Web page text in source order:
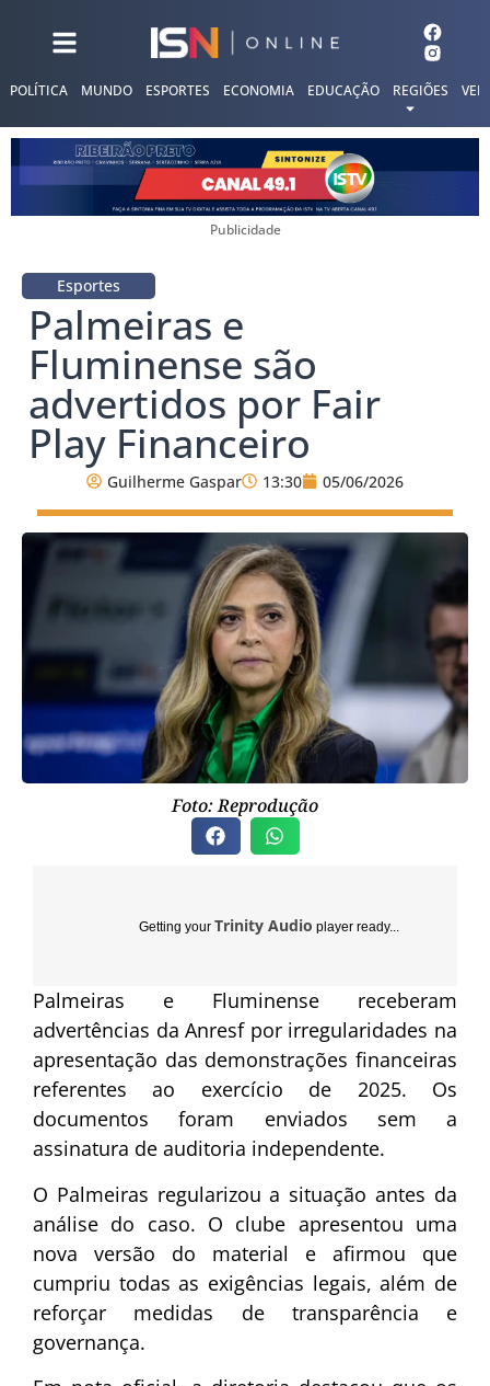
POLÍTICA MUNDO ESPORTES ECONOMIA EDUCAÇÃO REGIÕES
Publicidade
Esportes
Palmeiras e
Fluminense são
advertidos por Fair
Play Financeiro
Guilherme Gaspar 13:30 05/06/2026
Foto: Reprodução
Getting your Trinity Audio player ready...
Palmeiras e Fluminense receberam
advertências da Anresf por irregularidades na
apresentação das demonstrações financeiras
referentes ao exercício de 2025. Os
documentos foram enviados sem a
assinatura de auditoria independente.
O Palmeiras regularizou a situação antes da
análise do caso. O clube apresentou uma
nova versão do material e afirmou que
cumpriu todas as exigências legais, além de
reforçar medidas de transparência e
governança.